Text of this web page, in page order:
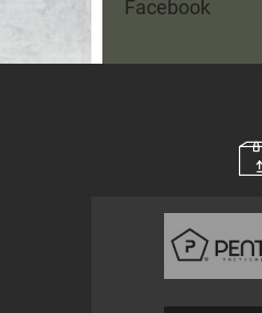
Facebook